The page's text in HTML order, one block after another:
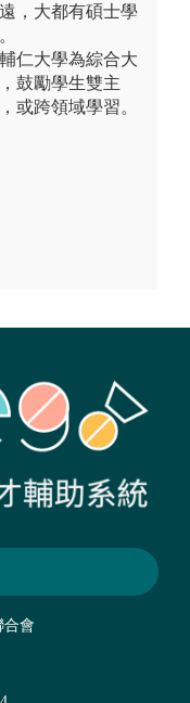
，大都有碩士學
仁大學為綜合大
鼓勵學生雙主
或跨領域學習。
合會